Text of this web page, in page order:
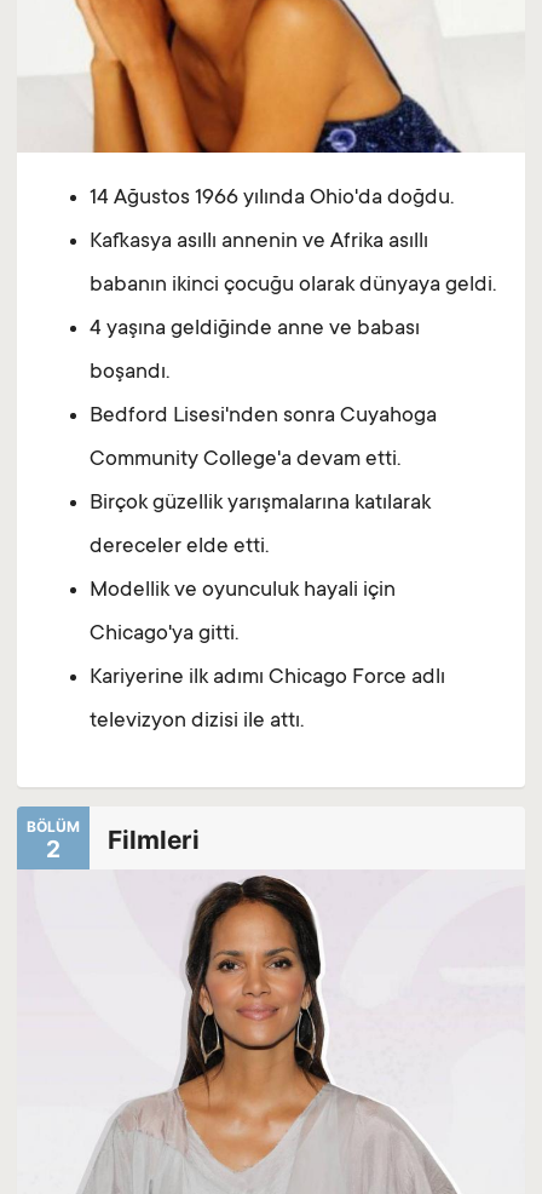
14 Ağustos 1966 yılında Ohio'da doğdu.
Kafkasya asıllı annenin ve Afrika asıllı
babanın ikinci çocuğu olarak dünyaya geldi.
4 yaşına geldiğinde anne ve babası
boşandı.
Bedford Lisesi'nden sonra Cuyahoga
Community College'a devam etti.
Birçok güzellik yarışmalarına katılarak
dereceler elde etti.
Modellik ve oyunculuk hayali için
Chicago'ya gitti.
Kariyerine ilk adımı Chicago Force adlı
televizyon dizisi ile attı.
BÖLÜM
2 Filmleri